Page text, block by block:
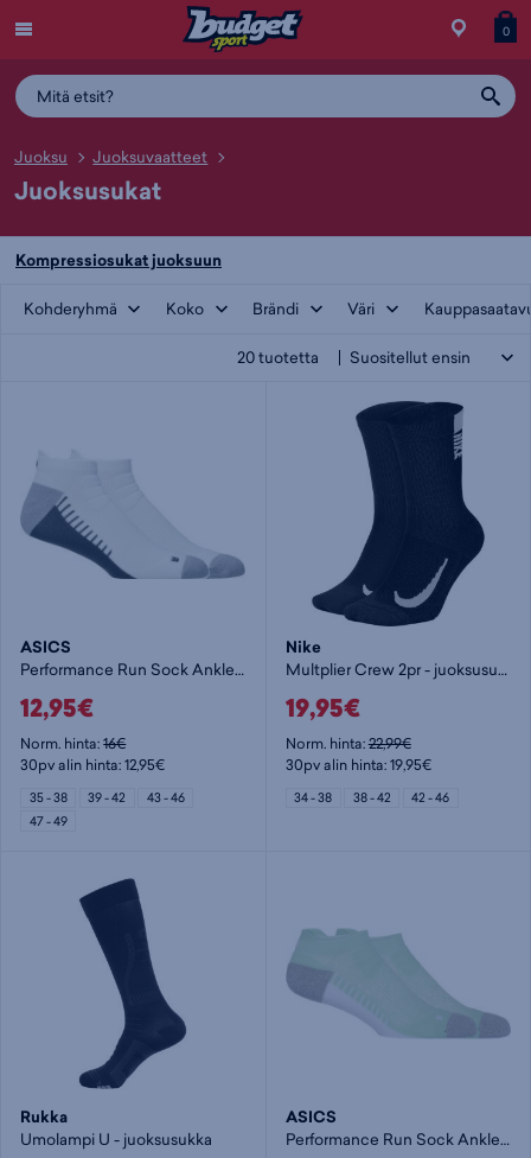
Siirry
0
Juoksu Juoksuvaatteet
Juoksusukat
Kompressiosukat juoksuun
Kohderyhmä Koko Brändi Väri
20tuotetta
ASICS
Performance Run Sock Ankle - juoksusukka
12,95€
Norm. hinta:16€
30pv alin hinta: 12,95€
35 - 38 39 - 42
43 - 46
47 - 49
Nike
Multplier Crew 2pr - juoksusukka
19,95€
Norm. hinta:22,99€
30pv alin hinta: 19,95€
34 - 38 38 - 42 42 - 46
Rukka
Umolampi U - juoksusukka
ASICS
Performance Run Sock Ankle - juoksusukka